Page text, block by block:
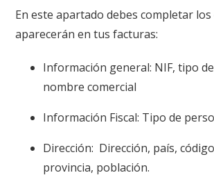
En este apartado debes completar
aparecerán en tus facturas:
Información general: NIF, tipo
nombre comercial
Información Fiscal: Tipo de
Dirección: Dirección, país,
provincia, población.